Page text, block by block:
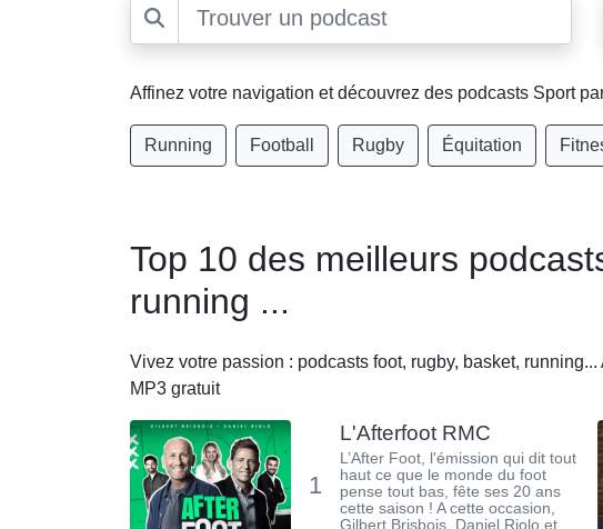
Affinez votre navigation et découvrez des podcasts Sport
Running Football Rugby Équitation
Top 10 des meilleurs
running ...
Vivez votre passion : podcasts foot, rugby, basket,
MP3 gratuit
1
L'Afterfoot RMC
L’After Foot, l'émission qui dit tout
haut ce que le monde du foot
pense tout bas, fête ses 20 ans
cette saison ! A cette occasion,
Gilbert Brisbois, Daniel Riolo et